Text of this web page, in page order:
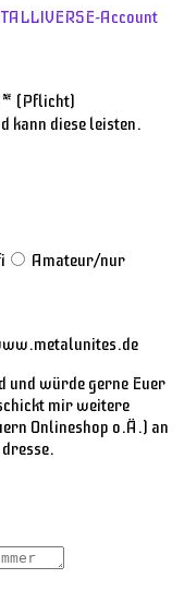
Account
* (Pflicht)
kann diese leisten.
Amateur/nur
und würde gerne Euer
mir weitere
Onlineshop o.Ä.) an